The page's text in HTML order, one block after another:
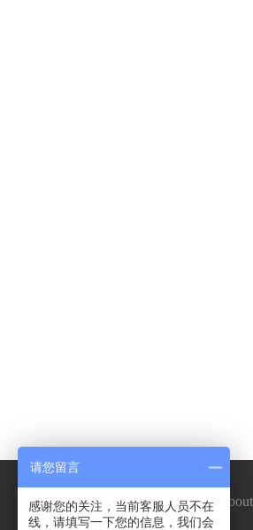
Home
请您留言
感谢您的关注，当前客服人员不在
线，请填写一下您的信息，我们会